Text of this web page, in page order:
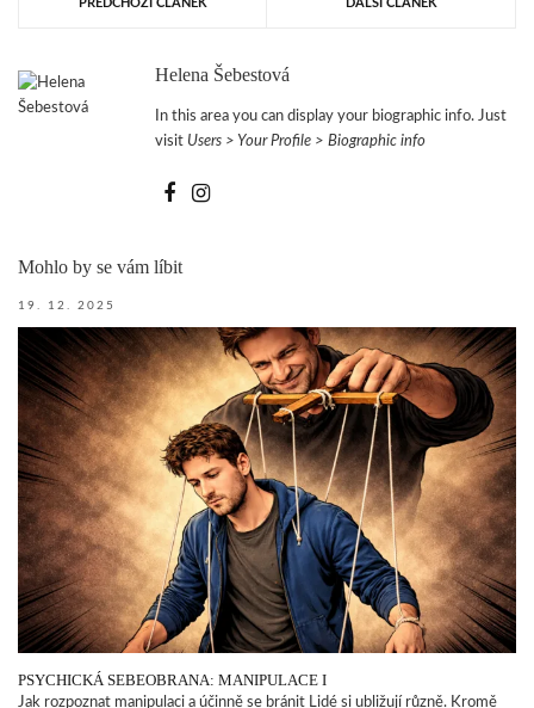
Helena Šebestová
In this area you can display your biographic info. Just
visit Users > Your Profile > Biographic info
Mohlo by se vám líbit
19. 12. 2025
PSYCHICKÁ SEBEOBRANA: MANIPULACE I
Jak rozpoznat manipulaci a účinně se bránit Lidé si ubližují různě. Kromě